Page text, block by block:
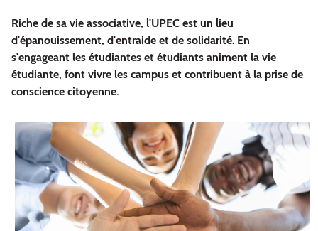
Riche de sa vie associative, l'UPEC est un lieu
d'épanouissement, d'entraide et de solidarité. En
s'engageant les étudiantes et étudiants animent la vie
étudiante, font vivre les campus et contribuent à la prise de
conscience citoyenne.